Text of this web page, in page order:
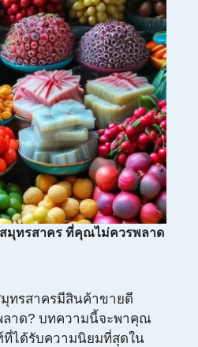
มุทรสาคร ที่คุณไม่ควรพลาด
ทรสาครมีสินค้าขายดี
าด? บทความนี้จะพาคุณ
ได้รับความนิยมที่สุดใน